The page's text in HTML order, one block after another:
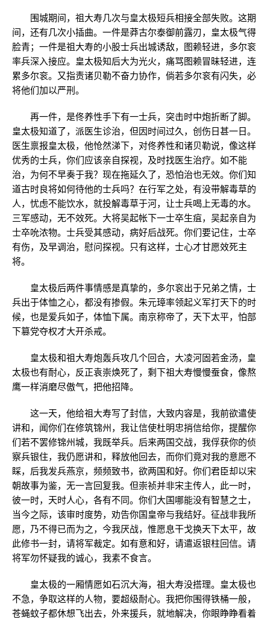
围城期间，祖大寿几次与皇太极短兵相接全部失败。这期
间，还有几次小插曲。一件是莽古尔泰御前露刃，皇太极气得
脸青；一件是祖大寿的小股士兵出城诱敌，图赖轻进，多尔衮
率兵深入接应。皇太极知后大为光火，痛骂图赖冒昧轻进，连
累多尔衮。又指责诸贝勒不奋力协作，倘若多尔衮有闪失，必
将他们加以严刑。
再一件，是佟养性手下有一士兵，突击时中炮折断了脚。
皇太极知道了，派医生诊治，但因时间过久，创伤日甚一日。
医生禀报皇太极，他怆然涕下，对佟养性和诸贝勒说，像这样
优秀的士兵，你们应该亲自探视，及时找医生治疗。如不能
治，为何不早奏于我？现在拖延久了，恐怕治也无效。你们知
道古时良将如何待他的士兵吗？在行军之处，有没带解毒草的
人，忧虑不能饮水，就投解毒草于河，让士兵喝上无毒的水。
三军感动，无不效死。大将吴起帐下一士卒生疽，吴起亲自为
士卒吮浓物。士兵受其感动，病好后战死。你们要记住，士卒
有伤，及早调治，慰问探视。只有这样，士心才甘愿效死主
将。
皇太极后两件事情感是真挚的，多尔衮出于兄弟之情，士
兵出于体恤之心，都没有掺假。朱元璋率领起义军打天下的时
候，也是爱兵如子，体恤下属。南京称帝了，天下太平，怕部
下篡党夺权才大开杀戒。
皇太极和祖大寿炮轰兵攻几个回合，大凌河固若金汤，皇
太极也有耐心，反正袁崇焕死了，剩下祖大寿慢慢蚕食，像熬
鹰一样消磨尽傲气，把他招降。
这一天，他给祖大寿写了封信，大致内容是，我前欲遣使
讲和，闻你们在修筑锦州，我让信使杜明忠捎信给你，提醒你
们若不罢修锦州城，我既举兵。后来两国交战，我俘获你的侦
察兵银住，我仍愿讲和，释放他回去，而你们竟对我的意愿不
睬，后我发兵燕京，频频致书，欲两国和好。你们君臣却以宋
朝故事为鉴，无一言回复我。但崇祯并非宋主传人，此一时，
彼一时，天时人心，各有不同。你们大国哪能没有智慧之士，
当今之际，该审时度势，劝告你国皇帝与我结好。征战非我所
愿，乃不得已而为之，今我厌战，惟愿息干戈换天下太平，故
此修书一封，请将军裁定。如有意和好，请遣返银柱回信。请
将军勿怀疑我的诚心，我素不食言。
皇太极的一厢情愿如石沉大海，祖大寿没搭理。皇太极也
不急，争取这样的人物，要超级耐心。我把你围得铁桶一般，
苍蝇蚊子都休想飞出去，外来援兵，就地解决，你眼睁睁看着